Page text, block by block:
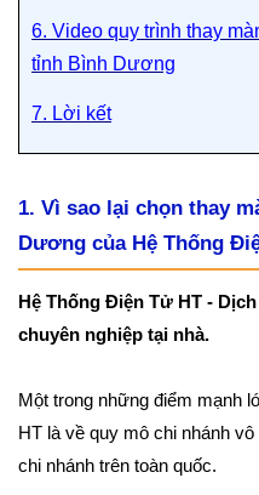
6. Video quy trình thay
tỉnh Bình Dương
7. Lời kết
1. Vì sao lại chọn thay
Dương của Hệ Thống
Hệ Thống Điện Tử HT -
chuyên nghiệp tại nhà.
Một trong những điểm mạnh
HT là về quy mô chi nhánh
chi nhánh trên toàn quốc.